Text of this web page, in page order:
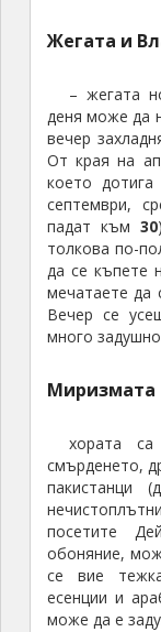
Жегата и
– жегата
деня може да
вечер
От края на
което
септември,
падат към30
толкова по-
да се къпете
мечатаете да
Вечер се
много
Миризмата
хората са
смърденето,
пакистанци
посетите
обоняние,
се вие
есенции и
може да е